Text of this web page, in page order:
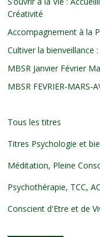
Créativité
Accompagnement à la
Cultiver la
MBSR Janvier Février
MBSR FEVRIER-MARS-
Tous les titres
Titres Psychologie et
Méditation, Pleine
Psychothérapie, TCC,
Conscient d'Etre et de